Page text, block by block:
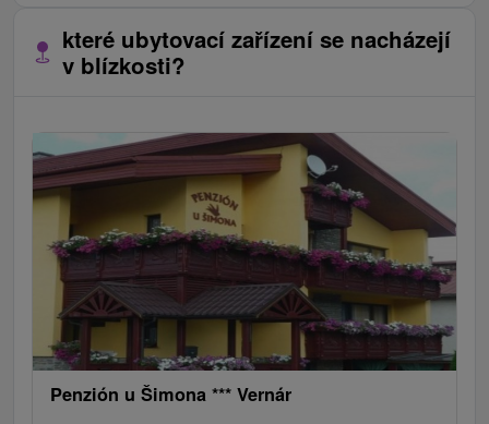
které ubytovací zařízení se nacházejí
v blízkosti?
Penzión u Šimona *** Vernár